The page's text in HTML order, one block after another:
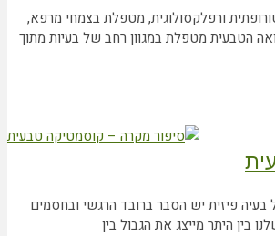
ורפלקסולוגית, מטפלת בצמחי מרפא,
הטבעית מטפלת במגוון רחב של בעיות מתוך
בעיה פיזית יש הסבר ברובד הרגשי ובחסמים
בין היתר מייצג את הגבול בין